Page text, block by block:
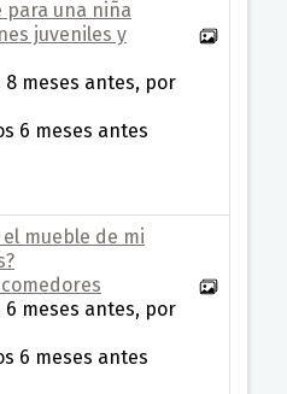
para una niña
juveniles y
8 meses antes, por
6 meses antes
mueble de mi
6 meses antes, por
6 meses antes